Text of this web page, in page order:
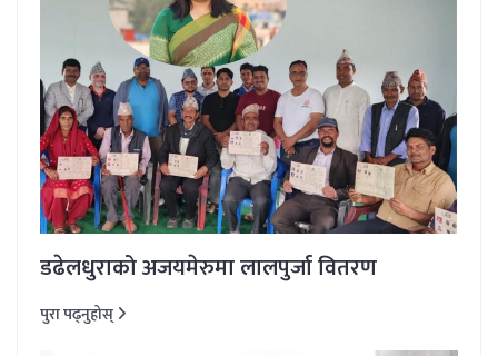
डढेलधुराको अजयमेरुमा लालपुर्जा वितरण
पुरा पढ्नुहोस्